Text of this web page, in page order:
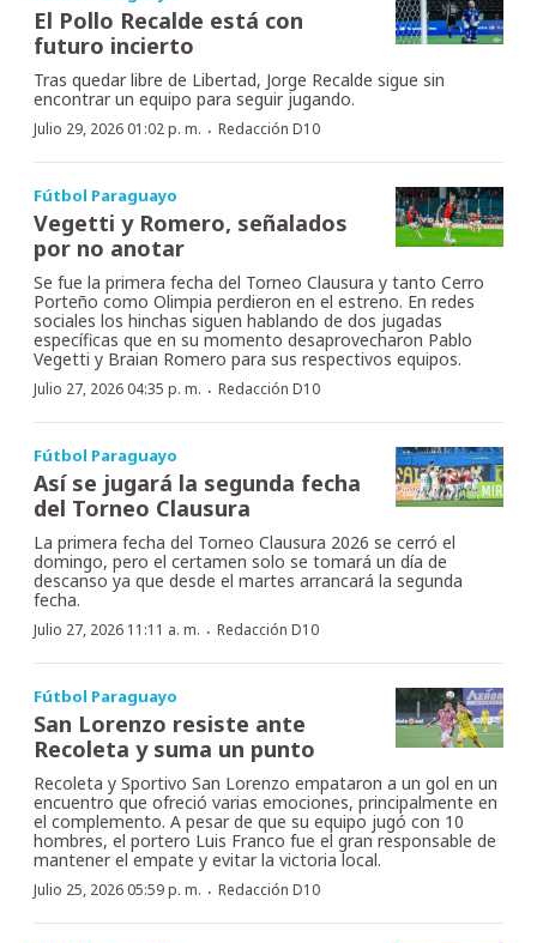
El Pollo Recalde está con
futuro incierto
Tras quedar libre de Libertad, Jorge Recalde sigue sin
encontrar un equipo para seguir jugando.
Julio 29, 2026 01:02 p. m. · Redacción D10
Fútbol Paraguayo
Vegetti y Romero, señalados
por no anotar
Se fue la primera fecha del Torneo Clausura y tanto Cerro
Porteño como Olimpia perdieron en el estreno. En redes
sociales los hinchas siguen hablando de dos jugadas
específicas que en su momento desaprovecharon Pablo
Vegetti y Braian Romero para sus respectivos equipos.
Julio 27, 2026 04:35 p. m. · Redacción D10
Fútbol Paraguayo
Así se jugará la segunda fecha
del Torneo Clausura
La primera fecha del Torneo Clausura 2026 se cerró el
domingo, pero el certamen solo se tomará un día de
descanso ya que desde el martes arrancará la segunda
fecha.
Julio 27, 2026 11:11 a. m. · Redacción D10
Fútbol Paraguayo
San Lorenzo resiste ante
Recoleta y suma un punto
Recoleta y Sportivo San Lorenzo empataron a un gol en un
encuentro que ofreció varias emociones, principalmente en
el complemento. A pesar de que su equipo jugó con 10
hombres, el portero Luis Franco fue el gran responsable de
mantener el empate y evitar la victoria local.
Julio 25, 2026 05:59 p. m. · Redacción D10